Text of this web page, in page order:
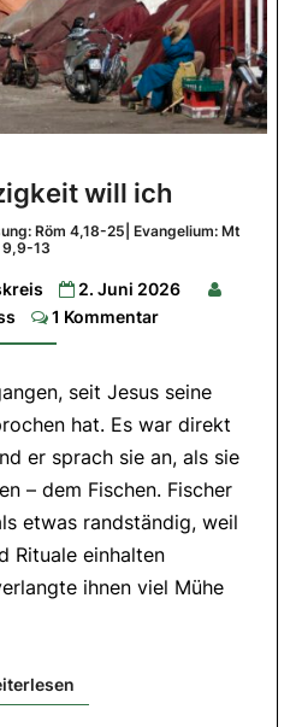
will
ich
Hos
6|
25|
Evangelium:
Mt
13
will ich
Röm 4,18-25| Evangelium: Mt
9,9-13
2. Juni 2026
Comments
1 Kommentar
seit Jesus seine
hat. Es war direkt
er sprach sie an, als sie
– dem Fischen. Fischer
etwas randständig, weil
Rituale einhalten
ihnen viel Mühe